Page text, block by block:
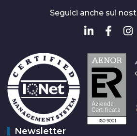
Seguici anche sui
Newsletter